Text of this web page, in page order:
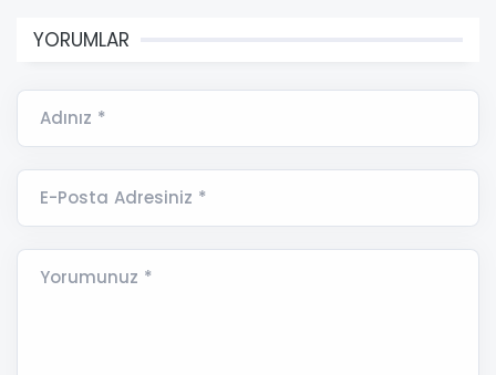
YORUMLAR
Adınız *
E-Posta Adresiniz *
Yorumunuz *